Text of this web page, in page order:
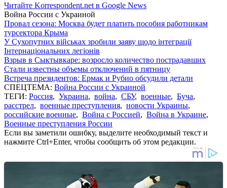
Читайте Korrespondent.net в Google News
Война России с Украиной
Провал сезона: Москва будет платить пособия работникам
турсектора Крыма
У Сухопутних військах зробили заяву щодо інтеграції
Інтернаціональних легіонів
Взрыв в Сыктывкаре: возросло количество пострадавших
Стали известны объемы отключений в пятницу
Встреча президентов: Ермак и Рубио обсудили детали
СПЕЦТЕМА: Война России с Украиной
ТЕГИ: Россия, Украина, война, СБУ, военные, Буча,
расстрел, военные преступления, новости Украины,
российские военные, Война с Россией, Война в Украине,
Военные преступления России
Если вы заметили ошибку, выделите необходимый текст и
нажмите Ctrl+Enter, чтобы сообщить об этом редакции.